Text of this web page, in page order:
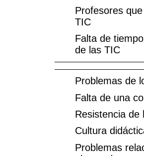
Profesores
TIC
Falta de
de las TIC
Problemas de
Falta de una
Resistencia de
Cultura
Problemas